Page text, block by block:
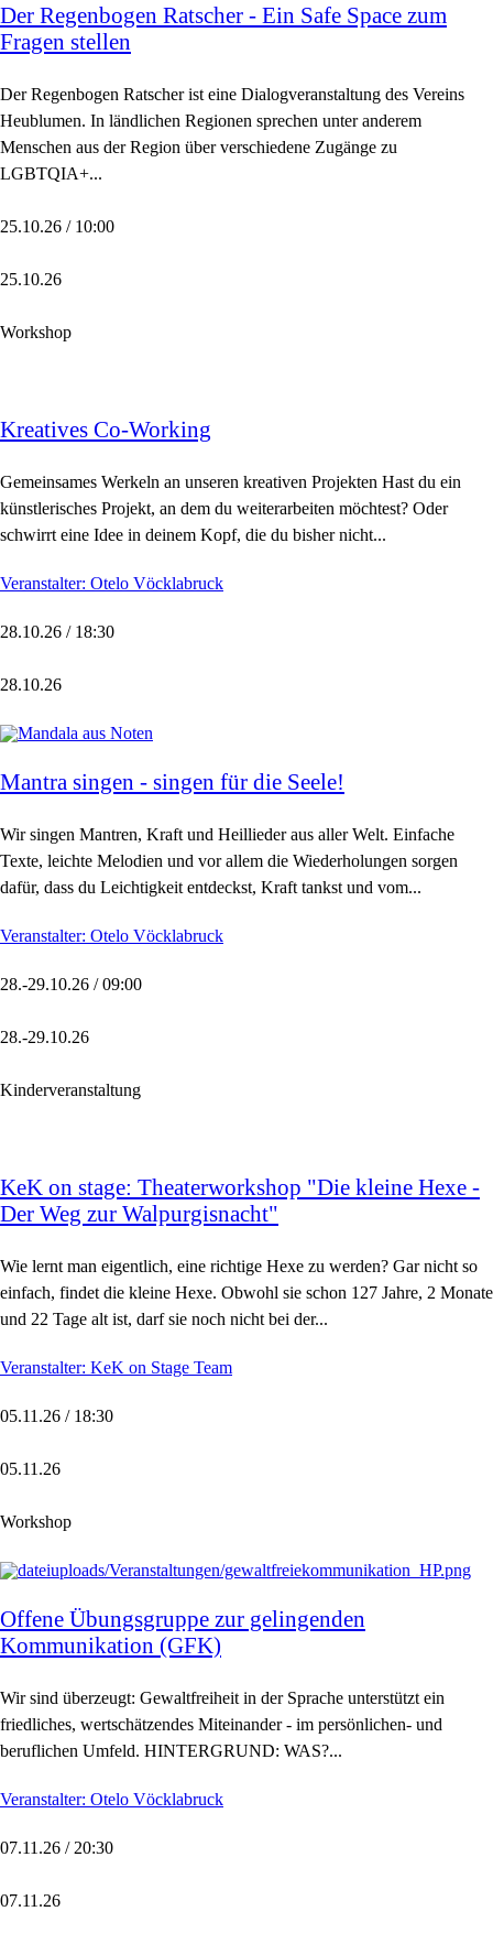
Der Regenbogen Ratscher - Ein Safe Space zum
Fragen stellen
Der Regenbogen Ratscher ist eine Dialogveranstaltung des Vereins
Heublumen. In ländlichen Regionen sprechen unter anderem
Menschen aus der Region über verschiedene Zugänge zu
LGBTQIA+...
25.10.26 / 10:00
25.10.26
Workshop
Kreatives Co-Working
Gemeinsames Werkeln an unseren kreativen Projekten Hast du ein
künstlerisches Projekt, an dem du weiterarbeiten möchtest? Oder
schwirrt eine Idee in deinem Kopf, die du bisher nicht...
Veranstalter: Otelo Vöcklabruck
28.10.26 / 18:30
28.10.26
Mantra singen - singen für die Seele!
Wir singen Mantren, Kraft und Heillieder aus aller Welt. Einfache
Texte, leichte Melodien und vor allem die Wiederholungen sorgen
dafür, dass du Leichtigkeit entdeckst, Kraft tankst und vom...
Veranstalter: Otelo Vöcklabruck
28.-29.10.26 / 09:00
28.-29.10.26
Kinderveranstaltung
KeK on stage: Theaterworkshop "Die kleine Hexe -
Der Weg zur Walpurgisnacht"
Wie lernt man eigentlich, eine richtige Hexe zu werden? Gar nicht so
einfach, findet die kleine Hexe. Obwohl sie schon 127 Jahre, 2 Monate
und 22 Tage alt ist, darf sie noch nicht bei der...
Veranstalter: KeK on Stage Team
05.11.26 / 18:30
05.11.26
Workshop
Offene Übungsgruppe zur gelingenden
Kommunikation (GFK)
Wir sind überzeugt: Gewaltfreiheit in der Sprache unterstützt ein
friedliches, wertschätzendes Miteinander - im persönlichen- und
beruflichen Umfeld. HINTERGRUND: WAS?...
Veranstalter: Otelo Vöcklabruck
07.11.26 / 20:30
07.11.26